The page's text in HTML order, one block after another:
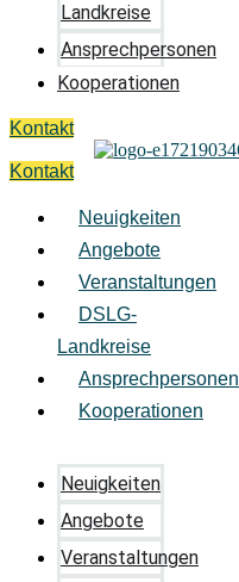
Landkreise
Ansprechpersonen
Kooperationen
Kontakt
Kontakt
Neuigkeiten
Angebote
Veranstaltungen
DSLG-
Landkreise
Ansprechpersonen
Kooperationen
Neuigkeiten
Angebote
Veranstaltungen